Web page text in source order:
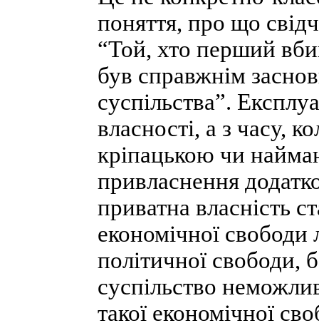
поняття, про що
“Той, хто перший
був справжнім
суспільства”.
власності, а з часу,
кріпацькою чи
привласнення
приватна власність
економічної
політичної свободи,
суспільство
такої економічної